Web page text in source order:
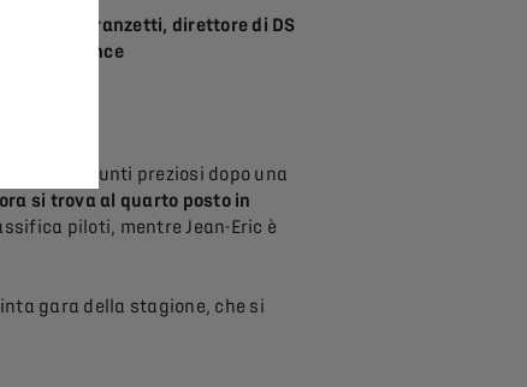
Eugenio Franzetti, direttore di DS
Performance
punti preziosi dopo una
ora si trova al quarto posto in
piloti, mentre Jean-Eric è
gara della stagione, che si